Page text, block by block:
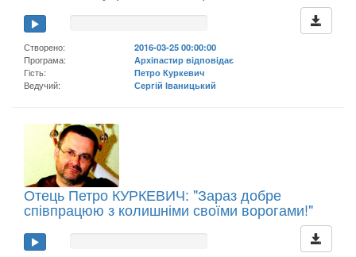
Створено:
2016-03-25 00:00:00
Програма:
Архіпастир відповідає
Гість:
Петро Куркевич
Ведучий:
Сергій Іваницький
Отець Петро КУРКЕВИЧ: "Зараз добре
співпрацюю з колишніми своїми ворогами!"